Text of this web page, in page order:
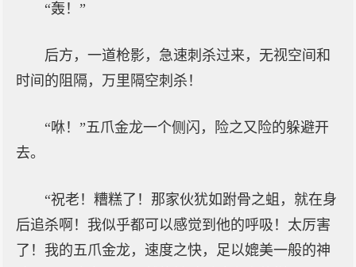
“轰！”
后方，一道枪影，急速刺杀过来，无视空间和
时间的阻隔，万里隔空刺杀！
“咻！”五爪金龙一个侧闪，险之又险的躲避开
去。
“祝老！糟糕了！那家伙犹如跗骨之蛆，就在身
后追杀啊！我似乎都可以感觉到他的呼吸！太厉害
了！我的五爪金龙，速度之快，足以媲美一般的神